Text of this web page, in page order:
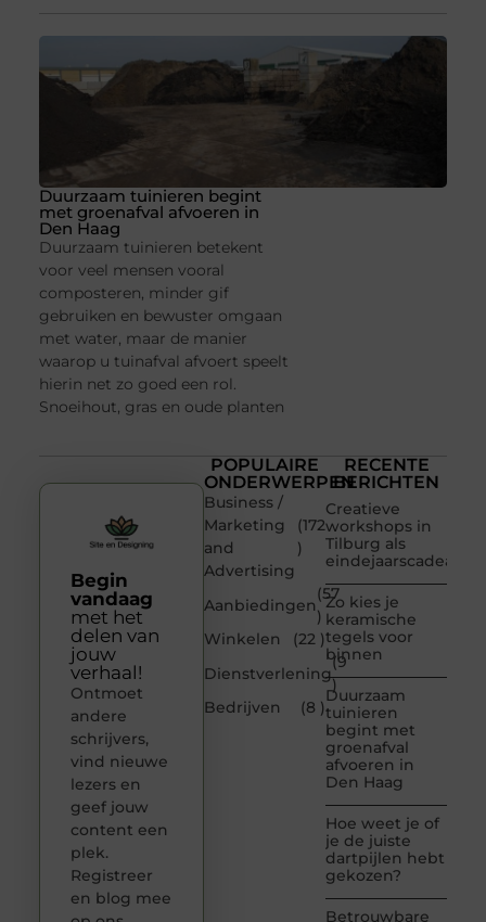
Duurzaam tuinieren begint
met groenafval afvoeren in
Den Haag
Duurzaam tuinieren betekent
voor veel mensen vooral
composteren, minder gif
gebruiken en bewuster omgaan
met water, maar de manier
waarop u tuinafval afvoert speelt
hierin net zo goed een rol.
Snoeihout, gras en oude planten
POPULAIRE
ONDERWERPEN
Business /
Marketing
and
Advertising
(172
)
Aanbiedingen
(57
)
Winkelen
(22 )
Dienstverlening
(9
)
Bedrijven
(8 )
RECENTE
BERICHTEN
Creatieve
workshops in
Tilburg als
eindejaarscadeau
Zo kies je
keramische
tegels voor
binnen
Duurzaam
tuinieren
begint met
groenafval
afvoeren in
Den Haag
Hoe weet je of
je de juiste
dartpijlen hebt
gekozen?
Betrouwbare
Begin
vandaag
met het
delen van
jouw
verhaal!
Ontmoet
andere
schrijvers,
vind nieuwe
lezers en
geef jouw
content een
plek.
Registreer
en blog mee